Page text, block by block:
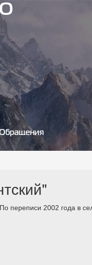
По переписи 2002 года в